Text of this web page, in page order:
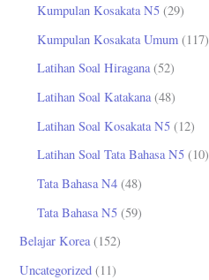
Kumpulan Kosakata N5 (29)
Kumpulan Kosakata Umum (117)
Latihan Soal Hiragana(52)
Latihan Soal Katakana(48)
Latihan Soal Kosakata N5 (12)
Latihan Soal Tata Bahasa N5 (10)
Tata Bahasa N4 (48)
Tata Bahasa N5 (59)
Belajar Korea(152)
Uncategorized (11)